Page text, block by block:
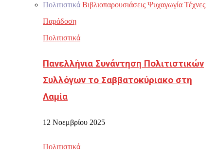
Πολιτιστικά Βιβλιοπαρουσιάσεις Ψυχαγωγία Τέχνες
Παράδοση
Πολιτιστικά
Πανελλήνια Συνάντηση Πολιτιστικών
Συλλόγων το Σαββατοκύριακο στη
Λαμία
12 Νοεμβρίου 2025
Πολιτιστικά